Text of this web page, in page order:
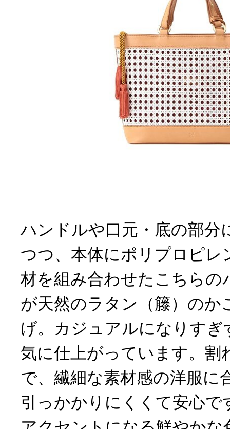
ハンドルや口元・底の部分
つつ、本体にポリプロピレ
材を組み合わせたこちらの
が天然のラタン（籐）のか
げ。カジュアルになりすぎ
気に仕上がっています。割
で、繊細な素材感の洋服に
引っかかりにくくて安心で